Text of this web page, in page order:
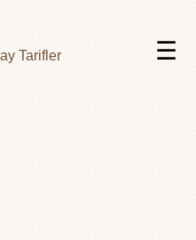
Tarifler ☰